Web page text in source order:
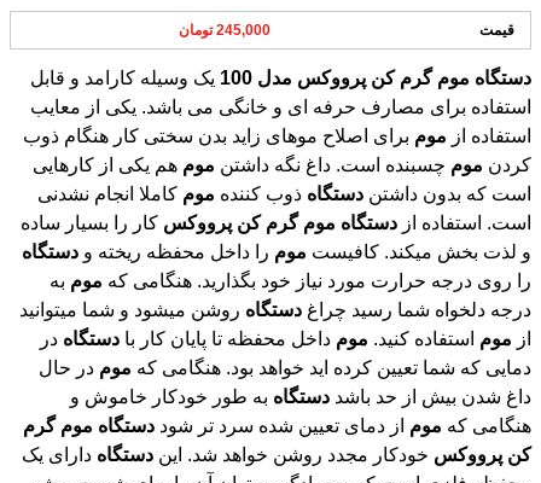
قیمت 245,000 تومان
دستگاه موم گرم کن پرووکس مدل 100 یک وسیله کارامد و قابل
استفاده برای مصارف حرفه ای و خانگی می باشد. یکی از معایب
استفاده از موم برای اصلاح موهای زاید بدن سختی کار هنگام ذوب
کردن موم چسبنده است. داغ نگه داشتن موم هم یکی از کارهایی
است که بدون داشتن دستگاه ذوب کننده موم کاملا انجام نشدنی
است. استفاده از دستگاه موم گرم کن پرووکس کار را بسیار ساده
و لذت بخش میکند. کافیست موم را داخل محفظه ریخته و دستگاه
را روی درجه حرارت مورد نیاز خود بگذارید. هنگامی که موم به
درجه دلخواه شما رسید چراغ دستگاه روشن میشود و شما میتوانید
از موم استفاده کنید. موم داخل محفظه تا پایان کار با دستگاه در
دمایی که شما تعیین کرده اید خواهد بود. هنگامی که موم در حال
داغ شدن بیش از حد باشد دستگاه به طور خودکار خاموش و
هنگامی که موم از دمای تعیین شده سرد تر شود دستگاه موم گرم
کن پرووکس خودکار مجدد روشن خواهد شد. این دستگاه دارای یک
محفظه فلزی است که به سادگی میتوان آن را برای شست و شو